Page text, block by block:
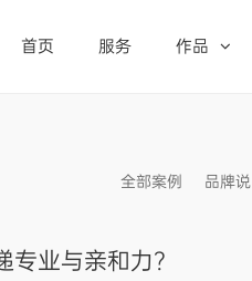
首页 服务 作品
全部案例 品牌说
业与亲和力？